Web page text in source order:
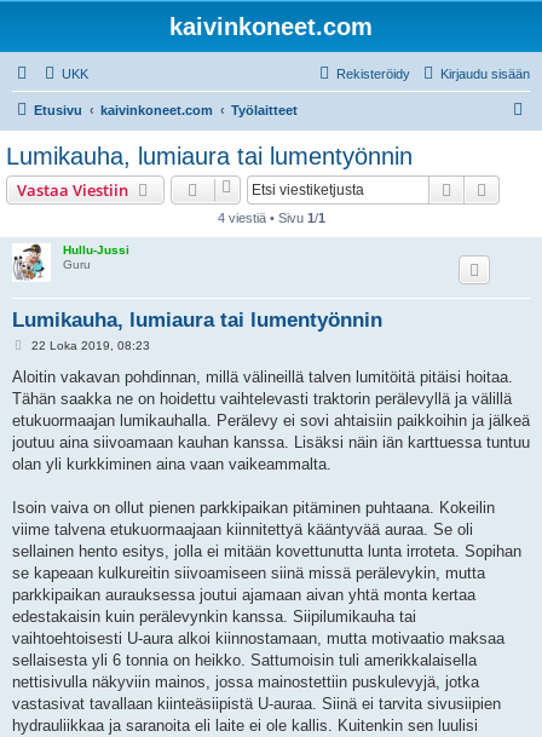
kaivinkoneet.com
UKK Kirjaudu sisään
Rekisteröidy
Etusivu kaivinkoneet.com Työlaitteet
Lumikauha, lumiaura tai lumentyönnin
Vastaa Viestiin Etsi
4 viestiä • Sivu 1/1
Hullu-Jussi
Guru
Lumikauha, lumiaura tai lumentyönnin
V
e
t
i
22 Loka 2019, 08:23
Aloitin vakavan pohdinnan, millä välineillä talven lumitöitä pitäisi hoitaa.
Tähän saakka ne on hoidettu vaihtelevasti traktorin perälevyllä ja välillä
etukuormaajan lumikauhalla. Perälevy ei sovi ahtaisiin paikkoihin ja jälkeä
joutuu aina siivoamaan kauhan kanssa. Lisäksi näin iän karttuessa tuntuu
olan yli kurkkiminen aina vaan vaikeammalta.
Isoin vaiva on ollut pienen parkkipaikan pitäminen puhtaana. Kokeilin
viime talvena etukuormaajaan kiinnitettyä kääntyvää auraa. Se oli
sellainen hento esitys, jolla ei mitään kovettunutta lunta irroteta. Sopihan
se kapeaan kulkureitin siivoamiseen siinä missä perälevykin, mutta
parkkipaikan aurauksessa joutui ajamaan aivan yhtä monta kertaa
edestakaisin kuin perälevynkin kanssa. Siipilumikauha tai
vaihtoehtoisesti U-aura alkoi kiinnostamaan, mutta motivaatio maksaa
sellaisesta yli 6 tonnia on heikko. Sattumoisin tuli amerikkalaisella
nettisivulla näkyviin mainos, jossa mainostettiin puskulevyjä, jotka
vastasivat tavallaan kiinteäsiipistä U-auraa. Siinä ei tarvita sivusiipien
hydrauliikkaa ja saranoita eli laite ei ole kallis. Kuitenkin sen luulisi